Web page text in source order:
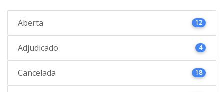
Aberta 12
Adjudicado 4
Cancelada 18